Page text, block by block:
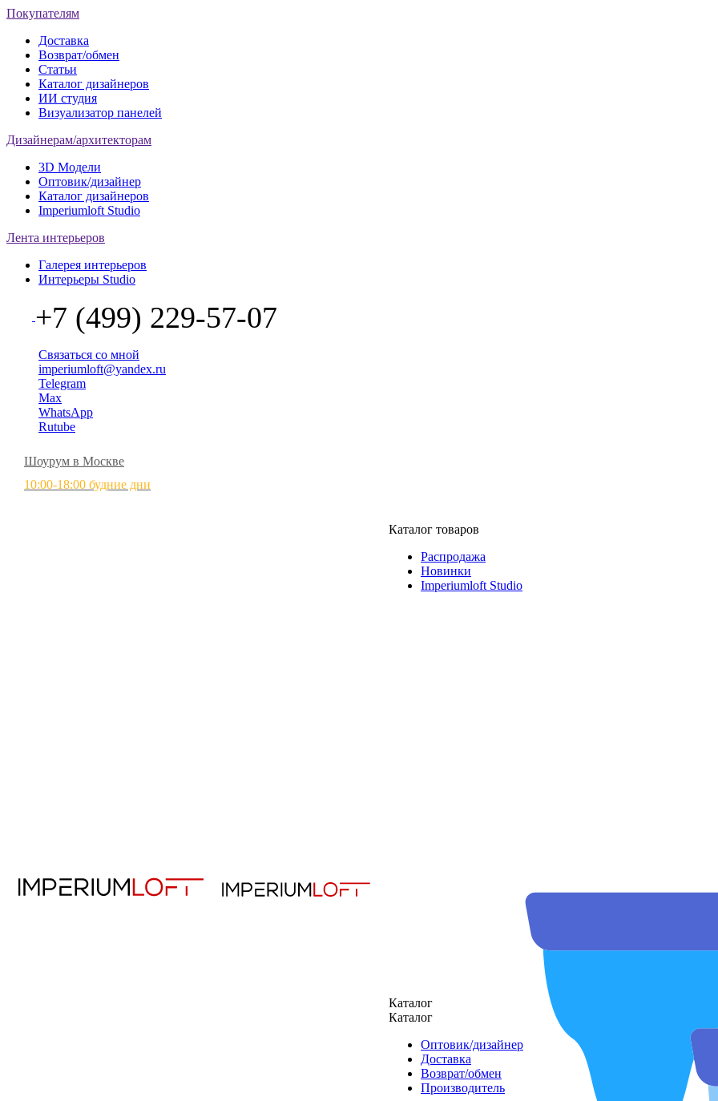
Покупателям
Доставка
Возврат/обмен
Статьи
Каталог дизайнеров
ИИ студия
Визуализатор панелей
Дизайнерам/архитекторам
3D Модели
Оптовик/дизайнер
Каталог дизайнеров
Imperiumloft Studio
Лента интерьеров
Галерея интерьеров
Интерьеры Studio
+7 (499) 229-57-07
Связаться со мной
imperiumloft@yandex.ru
Telegram
Max
WhatsApp
Rutube
Шоурум в Москве
10:00-18:00 будние дни
Каталог товаров
Распродажа
Новинки
Imperiumloft Studio
Каталог
Каталог
Оптовик/дизайнер
Доставка
Возврат/обмен
Производитель